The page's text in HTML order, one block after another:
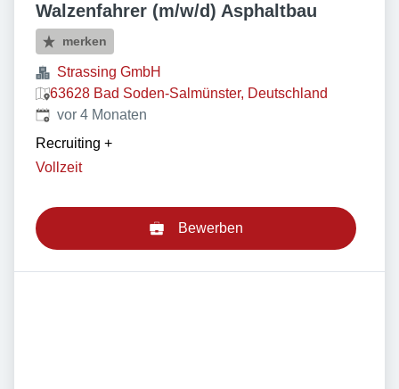
Walzenfahrer (m/w/d) Asphaltbau
merken
Strassing GmbH
63628 Bad Soden-Salmünster, Deutschland
Veröffentlicht:
vor 4 Monaten
Recruiting +
Vollzeit
Bewerben